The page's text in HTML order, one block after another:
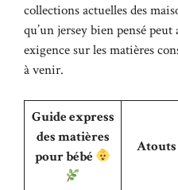
collections actuelles des
qu’un jersey bien pensé
exigence sur les matières
à venir.
Guide express
des matières
pour bébé
Atouts